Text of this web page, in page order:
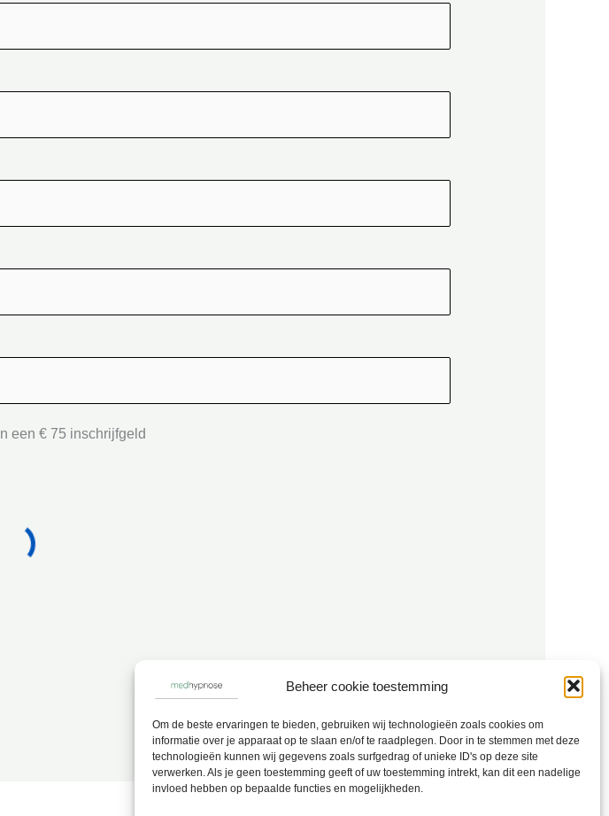
Beheer cookie toestemming
Om de beste ervaringen te bieden, gebruiken wij technologieën zoals cookies om
informatie over je apparaat op te slaan en/of te raadplegen. Door in te stemmen met deze
technologieën kunnen wij gegevens zoals surfgedrag of unieke ID's op deze site
verwerken. Als je geen toestemming geeft of uw toestemming intrekt, kan dit een nadelige
invloed hebben op bepaalde functies en mogelijkheden.
een € 75 inschrijfgeld